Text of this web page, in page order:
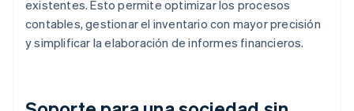
existentes. Esto permite optimizar los procesos
contables, gestionar el inventario con mayor precisión
y simplificar la elaboración de informes financieros.